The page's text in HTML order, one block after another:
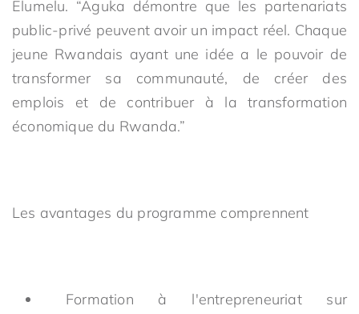
Elumelu. “Aguka démontre que les partenariats
public-privé peuvent avoir un impact réel. Chaque
jeune Rwandais ayant une idée a le pouvoir de
transformer sa communauté, de créer des
emplois et de contribuer à la transformation
économique du Rwanda.”
Les avantages du programme comprennent
Formation à l'entrepreneuriat sur